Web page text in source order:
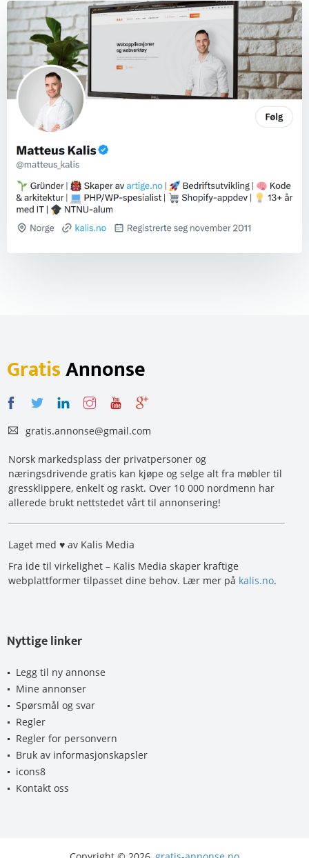
GratisAnnonse
gratis.annonse@gmail.com
Norsk markedsplass der privatpersoner og
næringsdrivende gratis kan kjøpe og selge alt fra møbler til
gressklippere, enkelt og raskt. Over 10 000 nordmenn har
allerede brukt nettstedet vårt til annonsering!
Laget med ♥ av Kalis Media
Fra ide til virkelighet – Kalis Media skaper kraftige
webplattformer tilpasset dine behov. Lær mer på kalis.no.
Nyttige linker
Legg til ny annonse
Mine annonser
Spørsmål og svar
Regler
Regler for personvern
Bruk av informasjonskapsler
icons8
Kontakt oss